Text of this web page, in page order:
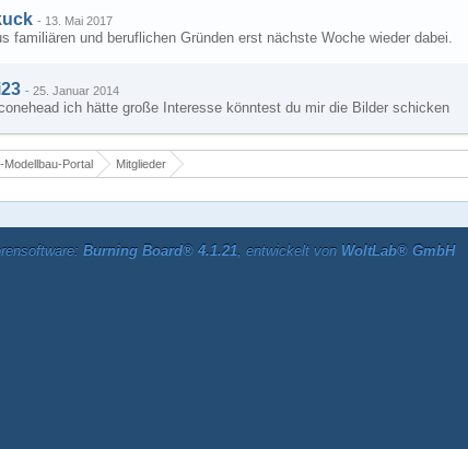
- 13. Mai 2017
familiären und beruflichen Gründen erst nächste Woche wieder dabei.
- 25. Januar 2014
ich hätte große Interesse könntest du mir die Bilder schicken
Modellbau-Portal Mitglieder
Burning Board® 4.1.21, entwickelt von WoltLab® GmbH